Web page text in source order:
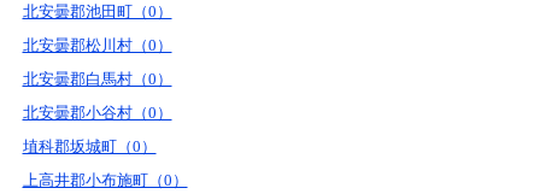
北安曇郡池田町（0）
北安曇郡松川村（0）
北安曇郡白馬村（0）
北安曇郡小谷村（0）
埴科郡坂城町（0）
上高井郡小布施町（0）